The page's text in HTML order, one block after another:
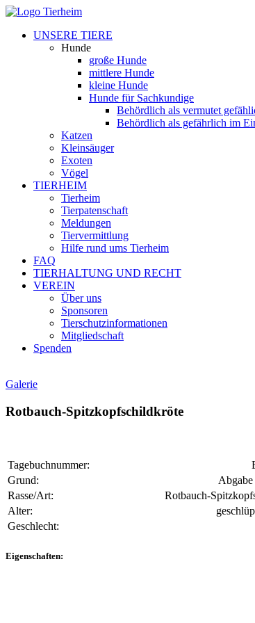
UNSERE TIERE
Hunde
große Hunde
mittlere Hunde
kleine Hunde
Hunde für Sachkundige
Behördlich als vermutet
Behördlich als gefährlich im
Katzen
Kleinsäuger
Exoten
Vögel
TIERHEIM
Tierheim
Tierpatenschaft
Meldungen
Tiervermittlung
Hilfe rund ums Tierheim
FAQ
TIERHALTUNG UND RECHT
VEREIN
Über uns
Sponsoren
Tierschutzinformationen
Mitgliedschaft
Spenden
Galerie
Rotbauch-Spitzkopfschildkröte
Tagebuchnummer:
Grund:
Rasse/Art:
Rotbauch-
Alter:
Geschlecht:
Eigenschaften: